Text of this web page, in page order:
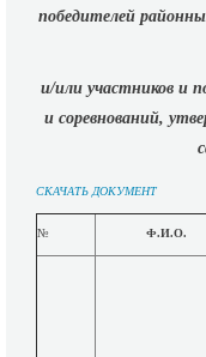
победителей
и/или участников и
и соревнований,
СКАЧАТЬ ДОКУМЕНТ
№ Ф.И.О.